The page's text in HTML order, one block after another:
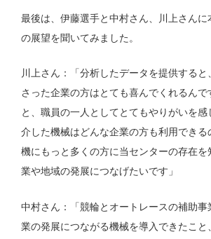
最後は、伊藤選手と中村さん、川上さんに
の展望を聞いてみました。
川上さん：「分析したデータを提供する
さった企業の方はとても喜んでくれるんで
と、職員の一人としてとてもやりがいを感
介した機械はどんな企業の方も利用できる
機にもっと多くの方に当センターの存在を
業や地域の発展につなげたいです」
中村さん：「競輪とオートレースの補助事
業の発展につながる機械を導入できたこと